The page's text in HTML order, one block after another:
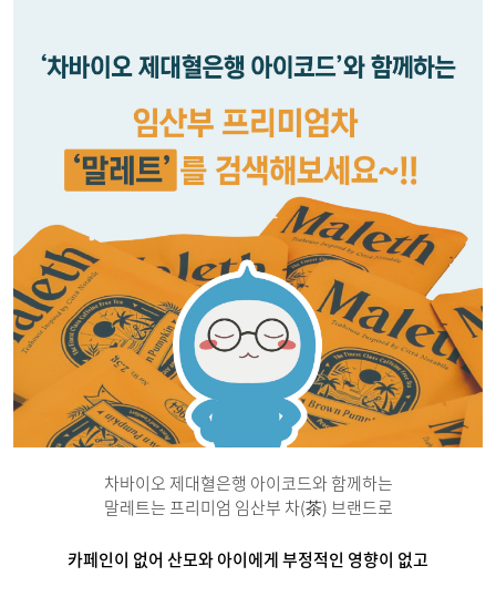
차바이오 제대혈은행 아이코드와 함께하는
말레트는 프리미엄 임산부 차(茶) 브랜드로
카페인이 없어 산모와 아이에게 부정적인 영향이 없고